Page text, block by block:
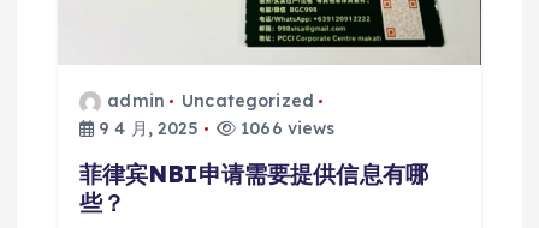
admin
Uncategorized
9 4 月, 2025
1066 views
菲律宾NBI申请需要提供信息有哪
些？